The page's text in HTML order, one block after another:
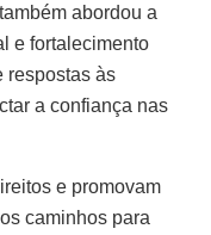
abordou a
e fortalecimento
respostas às
a confiança nas
e promovam
caminhos para